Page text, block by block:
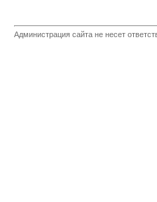
Администрация сайта не несет